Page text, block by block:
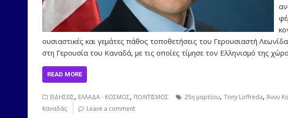
ουσιαστικές και γεμάτες πάθος τοποθετήσεις του Γερουσιαστή
στη Γερουσία του Καναδά, με τις οποίες τίμησε τον Ελληνισμό της
READ MORE
ΕΙΔΗΣΕΙΣ, ΕΛΛΑΔΑ - ΚΟΣΜΟΣ, ΠΟΛΙΤΙΣΜΟΣ 25η μαρτίου, Tony Loffreda, Άννυ
Καναδάς Leave a comment